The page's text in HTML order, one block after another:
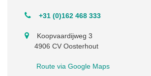
+31 (0)162 468 333
Koopvaardijweg 3
4906 CV Oosterhout
Route via Google Maps